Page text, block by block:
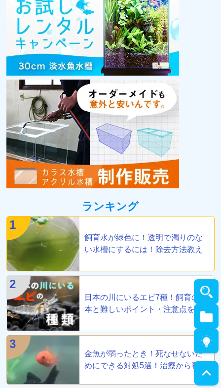
ランキング
1
飼育水が緑色に！透明で濁りのな
い水槽にするには！除去方法教え
2
日本の川にいるエビ7種！飼育の基
本と難しいポイント・注意点を解
3
金魚が弱ったとき！死なせないた
めにできる対処5選！治療から養生